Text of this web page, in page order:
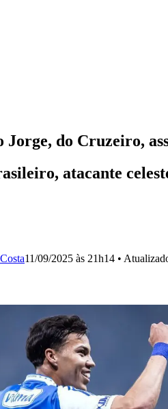
do Cruzeiro,
atacante
11/09/2025 às 21h14 •